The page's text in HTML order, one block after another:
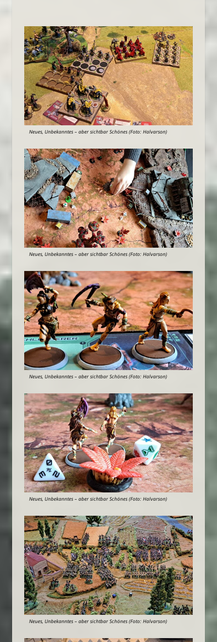
Neues, Unbekanntes – aber sichtbar Schönes (Foto: Halvarson)
Neues, Unbekanntes – aber sichtbar Schönes (Foto: Halvarson)
Neues, Unbekanntes – aber sichtbar Schönes (Foto: Halvarson)
Neues, Unbekanntes – aber sichtbar Schönes (Foto: Halvarson)
Neues, Unbekanntes – aber sichtbar Schönes (Foto: Halvarson)